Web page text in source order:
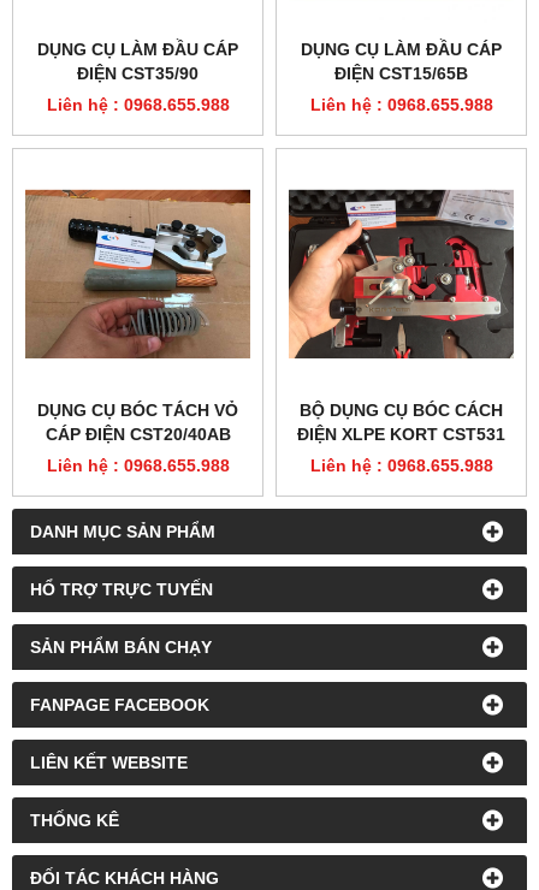
DANH MỤC SẢN PHẨM
HỔ TRỢ TRỰC TUYẾN
SẢN PHẨM BÁN CHẠY
FANPAGE FACEBOOK
LIÊN KẾT WEBSITE
THỐNG KÊ
ĐỐI TÁC KHÁCH HÀNG
DỤNG CỤ LÀM ĐẦU CÁP
ĐIỆN CST35/90
Liên hệ : 0968.655.988
DỤNG CỤ LÀM ĐẦU CÁP
ĐIỆN CST15/65B
Liên hệ : 0968.655.988
DỤNG CỤ BÓC TÁCH VỎ
CÁP ĐIỆN CST20/40AB
Liên hệ : 0968.655.988
BỘ DỤNG CỤ BÓC CÁCH
ĐIỆN XLPE KORT CST531
Liên hệ : 0968.655.988